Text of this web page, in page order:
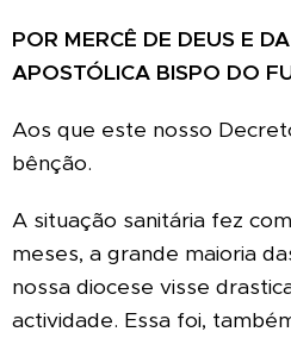
POR MERCÊ DE DEUS E
APOSTÓLICA BISPO DO
Aos que este nosso
bênção.
A situação sanitária fez
meses, a grande maioria
nossa diocese visse
actividade. Essa foi,